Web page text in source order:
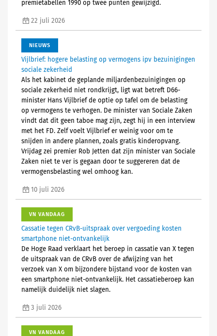
premietabellen 1990 op twee punten gewijzigd.
22 juli 2026
NIEUWS
Vijlbrief: hogere belasting op vermogens ipv bezuinigingen
sociale zekerheid
Als het kabinet de geplande miljardenbezuinigingen op
sociale zekerheid niet rondkrijgt, ligt wat betreft D66-
minister Hans Vijlbrief de optie op tafel om de belasting
op vermogens te verhogen. De minister van Sociale Zaken
vindt dat dit geen taboe mag zijn, zegt hij in een interview
met het FD. Zelf voelt Vijlbrief er weinig voor om te
snijden in andere plannen, zoals gratis kinderopvang.
Vrijdag zei premier Rob Jetten dat zijn minister van Sociale
Zaken niet te ver is gegaan door te suggereren dat de
vermogensbelasting wel omhoog kan.
10 juli 2026
VN VANDAAG
Cassatie tegen CRvB-uitspraak over vergoeding kosten
smartphone niet-ontvankelijk
De Hoge Raad verklaart het beroep in cassatie van X tegen
de uitspraak van de CRvB over de afwijzing van het
verzoek van X om bijzondere bijstand voor de kosten van
een smartphone niet-ontvankelijk. Het cassatieberoep kan
namelijk duidelijk niet slagen.
3 juli 2026
VN VANDAAG